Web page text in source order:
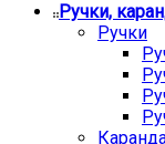
Ручки,
Ручки